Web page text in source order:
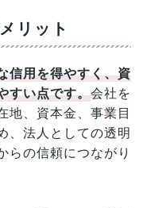
リット
信用を得やすく、資
すい点です。会社を
地、資本金、事業目
、法人としての透明
らの信頼につながり